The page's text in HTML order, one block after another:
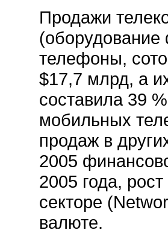
Продажи
телефоны,
$17,7 млрд, а
составила 39
мобильных
продаж в
2005
2005 года,
секторе
валюте.